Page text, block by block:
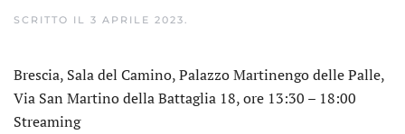
SCRITTO IL 3 APRILE 2023.
Brescia, Sala del Camino, Palazzo Martinengo delle Palle,
Via San Martino della Battaglia 18, ore 13:30 – 18:00
Streaming